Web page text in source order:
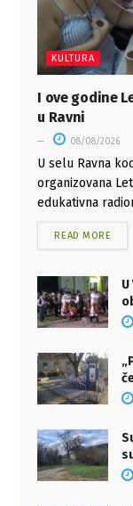
KULTURA
I ove godine
u Ravni
08/08/2026
U selu Ravna
organizovana
edukativna
READ MORE